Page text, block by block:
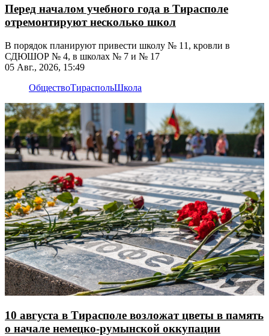
Перед началом учебного года в Тирасполе
отремонтируют несколько школ
В порядок планируют привести школу № 11, кровли в
СДЮШОР № 4, в школах № 7 и № 17
05 Авг., 2026, 15:49
ОбществоТираспольШкола
10 августа в Тирасполе возложат цветы в память
о начале немецко-румынской оккупации